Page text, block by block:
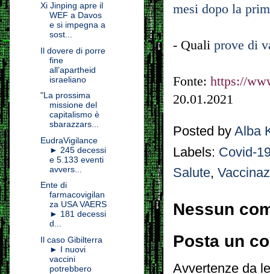
mesi dopo la
- Quali prove di
Fonte: https://
20.01.2021
Posted by Alba
Labels: Covid-
Salute,
Nessun
Posta un
Avvertenze da
Xi Jinping apre il
WEF a Davos
e si impegna a
sost...
Il dovere di porre
fine
all’apartheid
israeliano
"La prossima
missione del
capitalismo è
sbarazzars...
EudraVigilance
► 245 decessi
e 5.133 eventi
avvers...
Ente di
farmacovigilan
za USA VAERS
► 181 decessi
d...
Il caso Gibilterra
► I nuovi
vaccini
potrebbero